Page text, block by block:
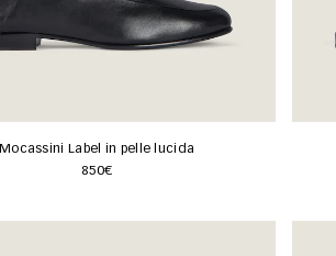
Mocassini Label in pelle lucida
850€